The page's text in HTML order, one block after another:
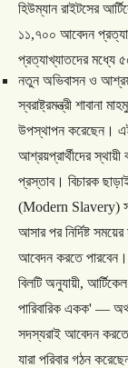
হিউম্যান রাইটসের
১১,৭০০ আবেদন
প্রত্যাখ্যাতদের মধ্যে
নতুন অভিবাসন ও
স্বরাষ্ট্রমন্ত্রী শাবানা
উপস্থাপন করেছেন।
আশ্রয়প্রার্থীদের স্থায়ী
প্রস্তাব। বিচারক
(Modern Slavery)
আসার পর নির্দিষ্ট সময়ের
আবেদন করতে পারবেন।
বিলটি অনুযায়ী, আর্টিকেল
পারিবারিক একক' —
সদস্যরাই আবেদন করতে
যারা পরিবার গঠন